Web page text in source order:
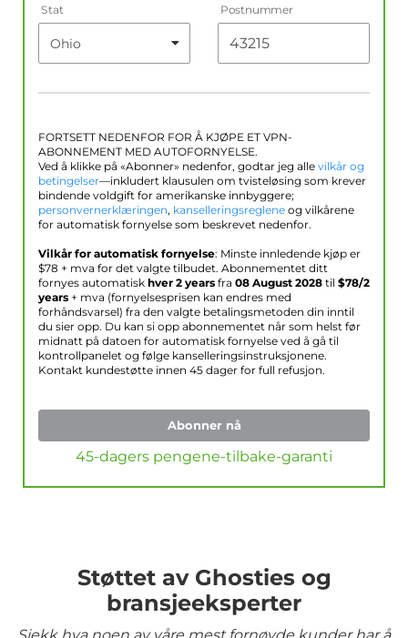
Stat Postnummer
FORTSETT NEDENFOR FOR Å KJØPE ET VPN-
ABONNEMENT MED AUTOFORNYELSE.
Ved å klikke på «Abonner» nedenfor, godtar jeg alle vilkår og
betingelser—inkludert klausulen om tvisteløsing som krever
bindende voldgift for amerikanske innbyggere;
personvernerklæringen, kanselleringsreglene og vilkårene
for automatisk fornyelse som beskrevet nedenfor.
Vilkår for automatisk fornyelse: Minste innledende kjøp er
$78 + mva for det valgte tilbudet. Abonnementet ditt
fornyes automatisk hver 2 years fra 08 August 2028 til $78/2
years + mva (fornyelsesprisen kan endres med
forhåndsvarsel) fra den valgte betalingsmetoden din inntil
du sier opp. Du kan si opp abonnementet når som helst før
midnatt på datoen for automatisk fornyelse ved å gå til
kontrollpanelet og følge kanselleringsinstruksjonene.
Kontakt kundestøtte innen 45 dager for full refusjon.
Abonner nå
45-dagers pengene-tilbake-garanti
Støttet av Ghosties og
bransjeeksperter